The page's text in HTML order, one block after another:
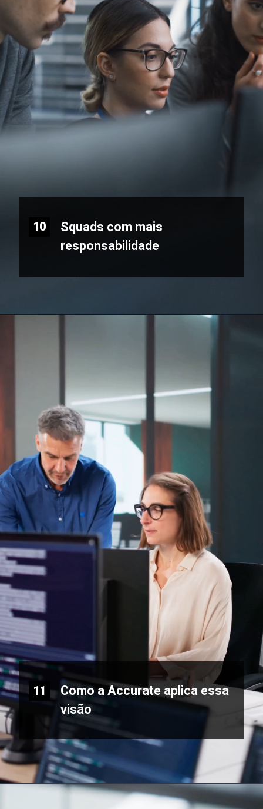
Squads com mais
responsabilidade
10
Como a Accurate aplica essa
visão
11